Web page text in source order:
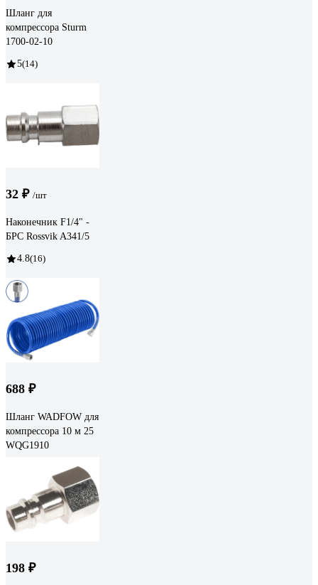
Шланг для
компрессора Sturm
1700-02-10
5(14)
32 ₽ /шт
Наконечник F1/4" -
БРС Rossvik A341/5
4.8(16)
688 ₽
Шланг WADFOW для
компрессора 10 м 25
WQG1910
198 ₽